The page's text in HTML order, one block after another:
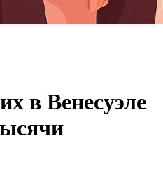
в Венесуэле